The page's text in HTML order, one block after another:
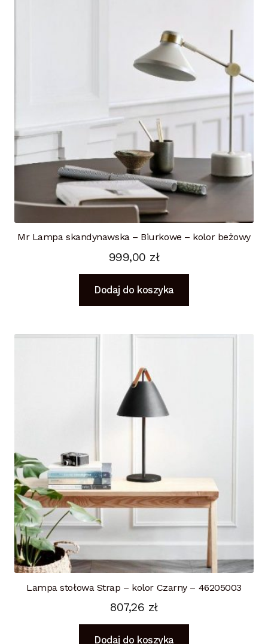
Mr Lampa skandynawska – Biurkowe – kolor beżowy
999,00 zł
Dodaj do koszyka
Lampa stołowa Strap – kolor Czarny – 46205003
807,26 zł
Dodaj do koszyka